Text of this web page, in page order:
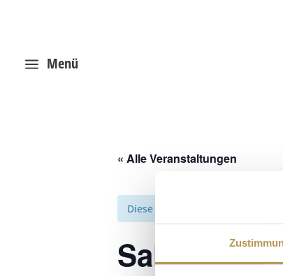
a Menü
« Alle Veranstaltungen
Diese Veranstaltung hat bereits